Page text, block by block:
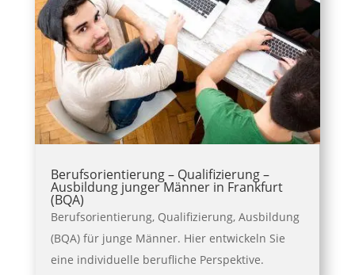
Berufsorientierung – Qualifizierung –
Ausbildung junger Männer in Frankfurt
(BQA)
Berufsorientierung, Qualifizierung, Ausbildung
(BQA) für junge Männer. Hier entwickeln Sie
eine individuelle berufliche Perspektive.